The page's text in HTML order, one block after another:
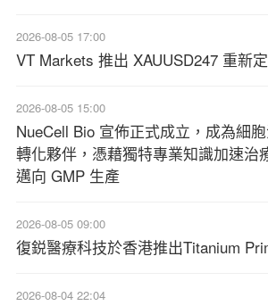
2026-08-05 17:00
VT Markets 推出 XAUUSD247 重新
2026-08-05 15:00
NueCell Bio 宣佈正式成立，成為細
轉化夥伴，憑藉獨特專業知識加速治
邁向 GMP 生產
2026-08-05 09:00
復鋭醫療科技於香港推出Titanium
2026-08-04 22:04